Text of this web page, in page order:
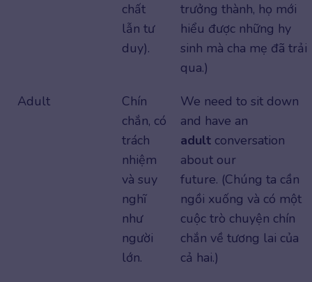
chất
lẫn tư
duy).
trưởng thành, họ mới
hiểu được những hy
sinh mà cha mẹ đã trải
qua.)
Adult
Chín
chắn, có
trách
nhiệm
và suy
nghĩ
như
người
lớn.
We need to sit down
and have an
adult conversation
about our
future. (Chúng ta cần
ngồi xuống và có một
cuộc trò chuyện chín
chắn về tương lai của
cả hai.)